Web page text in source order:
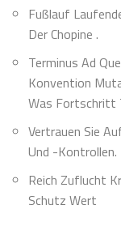
Fußlauf
Der Chopine .
Terminus Ad
Konvention
Was Fortschritt
Vertrauen Sie
Und -Kontrollen.
Reich Zuflucht
Schutz Wert